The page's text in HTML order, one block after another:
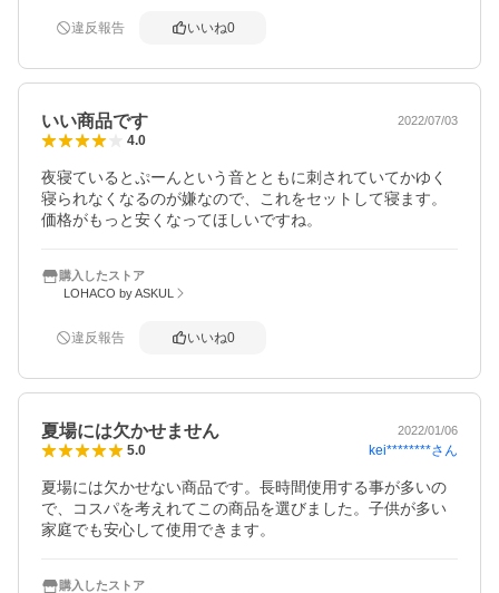
違反報告 いいね0
いい商品です 2022/07/03
4.0
夜寝ているとぷーんという音とともに刺されていてかゆく
寝られなくなるのが嫌なので、これをセットして寝ます。
価格がもっと安くなってほしいですね。
購入したストア
LOHACO by ASKUL
違反報告 いいね0
夏場には欠かせません 2022/01/06
5.0 kei********さん
夏場には欠かせない商品です。長時間使用する事が多いの
で、コスパを考えれてこの商品を選びました。子供が多い
家庭でも安心して使用できます。
購入したストア